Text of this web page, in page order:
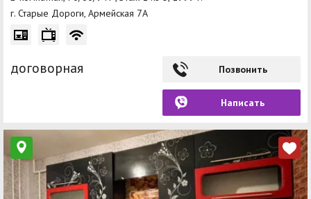
г. Старые Дороги, Армейская 7А
договорная Позвонить
Написать